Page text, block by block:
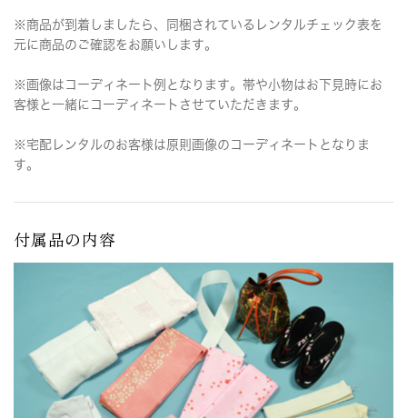
※商品が到着しましたら、同梱されているレンタルチェック表を
元に商品のご確認をお願いします。
※画像はコーディネート例となります。帯や小物はお下見時にお
客様と一緒にコーディネートさせていただきます。
※宅配レンタルのお客様は原則画像のコーディネートとなりま
す。
付属品の内容